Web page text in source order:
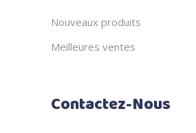
Nouveaux produits
Meilleures ventes
Contactez-Nous